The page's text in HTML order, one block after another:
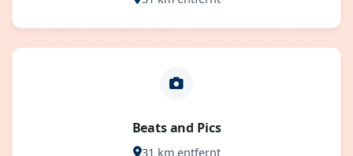
Beats and Pics
31 km entfernt